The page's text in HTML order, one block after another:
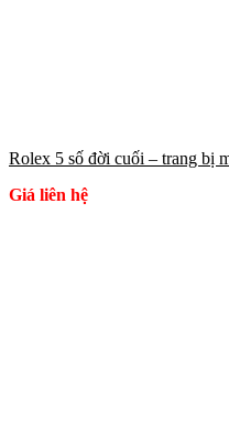
Rolex 5 số đời cuối – trang bị
Giá liên hệ